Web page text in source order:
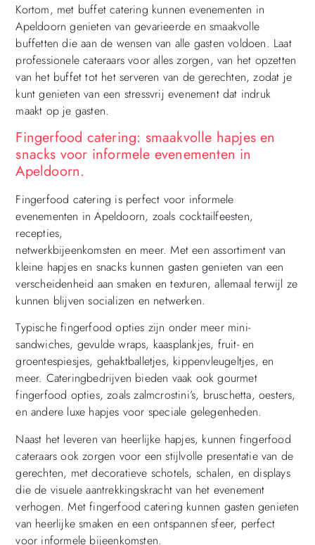
Kortom, met buffet catering kunnen evenementen in
Apeldoorn genieten van gevarieerde en smaakvolle
buffetten die aan de wensen van alle gasten voldoen. Laat
professionele cateraars voor alles zorgen, van het opzetten
van het buffet tot het serveren van de gerechten, zodat je
kunt genieten van een stressvrij evenement dat indruk
maakt op je gasten.
Fingerfood catering: smaakvolle hapjes en
snacks voor informele evenementen in
Apeldoorn.
Fingerfood catering is perfect voor informele
evenementen in Apeldoorn, zoals cocktailfeesten,
recepties,
netwerkbijeenkomsten en meer. Met een assortiment van
kleine hapjes en snacks kunnen gasten genieten van een
verscheidenheid aan smaken en texturen, allemaal terwijl ze
kunnen blijven socializen en netwerken.
Typische fingerfood opties zijn onder meer mini-
sandwiches, gevulde wraps, kaasplankjes, fruit- en
groentespiesjes, gehaktballetjes, kippenvleugeltjes, en
meer. Cateringbedrijven bieden vaak ook gourmet
fingerfood opties, zoals zalmcrostini’s, bruschetta, oesters,
en andere luxe hapjes voor speciale gelegenheden.
Naast het leveren van heerlijke hapjes, kunnen fingerfood
cateraars ook zorgen voor een stijlvolle presentatie van de
gerechten, met decoratieve schotels, schalen, en displays
die de visuele aantrekkingskracht van het evenement
verhogen. Met fingerfood catering kunnen gasten genieten
van heerlijke smaken en een ontspannen sfeer, perfect
voor informele bijeenkomsten.